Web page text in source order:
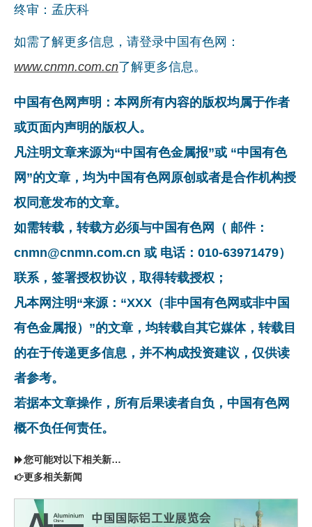
终审：孟庆科
如需了解更多信息，请登录中国有色网：
www.cnmn.com.cn了解更多信息。
中国有色网声明：本网所有内容的版权均属于作者
或页面内声明的版权人。
凡注明文章来源为“中国有色金属报”或 “中国有色
网”的文章，均为中国有色网原创或者是合作机构授
权同意发布的文章。
如需转载，转载方必须与中国有色网（ 邮件：
cnmn@cnmn.com.cn 或 电话：010-63971479）
联系，签署授权协议，取得转载授权；
凡本网注明“来源：“XXX（非中国有色网或非中国
有色金属报）”的文章，均转载自其它媒体，转载目
的在于传递更多信息，并不构成投资建议，仅供读
者参考。
若据本文章操作，所有后果读者自负，中国有色网
概不负任何责任。
您可能对以下相关新闻同样感兴趣
更多相关新闻